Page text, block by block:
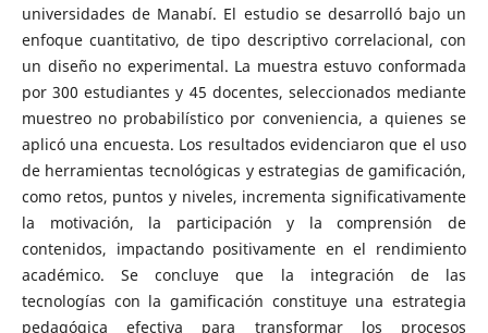
universidades de Manabí. El estudio se desarrolló bajo un
enfoque cuantitativo, de tipo descriptivo correlacional, con
un diseño no experimental. La muestra estuvo conformada
por 300 estudiantes y 45 docentes, seleccionados mediante
muestreo no probabilístico por conveniencia, a quienes se
aplicó una encuesta. Los resultados evidenciaron que el uso
de herramientas tecnológicas y estrategias de gamificación,
como retos, puntos y niveles, incrementa significativamente
la motivación, la participación y la comprensión de
contenidos, impactando positivamente en el rendimiento
académico. Se concluye que la integración de las
tecnologías con la gamificación constituye una estrategia
pedagógica efectiva para transformar los procesos